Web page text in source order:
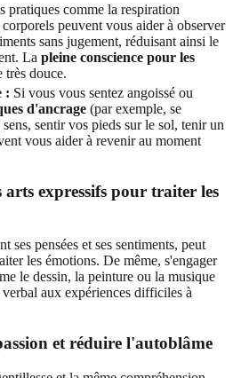
pratiques comme la respiration
peuvent vous aider à observer
sans jugement, réduisant ainsi le
La pleine conscience pour les
très douce.
: Si vous vous sentez angoissé ou
d'ancrage (par exemple, se
sentir vos pieds sur le sol, tenir un
vous aider à revenir au moment
expressifs pour traiter les
ses pensées et ses sentiments, peut
les émotions. De même, s'engager
le dessin, la peinture ou la musique
aux expériences difficiles à
et réduire l'autoblâme